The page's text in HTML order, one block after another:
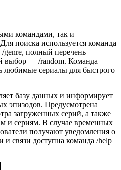
командами, так и
поиска используется команда
полный перечень
выбор — /random. Команда
любимые сериалы для быстрого
базу данных и информирует
эпизодов. Предусмотрена
загруженных серий, а также
и сериям. В случае временных
получают уведомления о
связи доступна команда /help